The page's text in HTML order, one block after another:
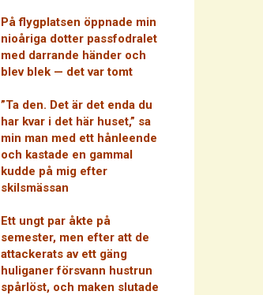
På flygplatsen öppnade min
nioåriga dotter passfodralet
med darrande händer och
blev blek — det var tomt
”Ta den. Det är det enda du
har kvar i det här huset,” sa
min man med ett hånleende
och kastade en gammal
kudde på mig efter
skilsmässan
Ett ungt par åkte på
semester, men efter att de
attackerats av ett gäng
huliganer försvann hustrun
spårlöst, och maken slutade